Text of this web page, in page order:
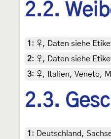
2.2.
1 : ♀, Daten siehe
2: ♀, Daten siehe
3: ♀, Italien, Veneto,
2.3.
1 : Deutschland,